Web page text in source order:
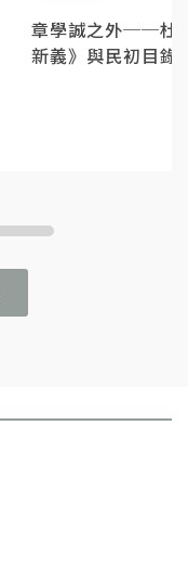
章學誠之外──杜
新義》與民初目錄